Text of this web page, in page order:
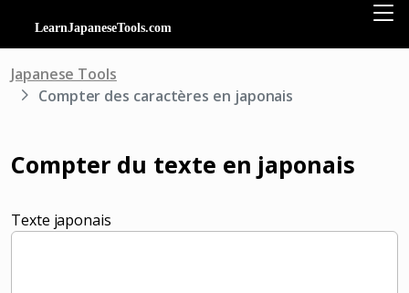
Japanese Tools
Compter des caractères en japonais
Compter du texte en japonais
Texte japonais